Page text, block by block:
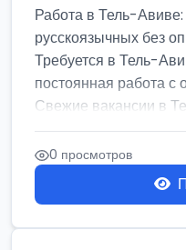
Работа в Тель-
русскоязычных без
Требуется в Тель-
постоянная работа с
Свежие вакансии в
женщин от хозя...
0 просмотров